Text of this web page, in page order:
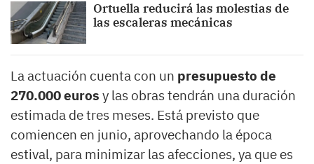
Ortuella reducirá las molestias de
las escaleras mecánicas
La actuación cuenta con un presupuesto de
270.000 euros y las obras tendrán una duración
estimada de tres meses. Está previsto que
comiencen en junio, aprovechando la época
estival, para minimizar las afecciones, ya que es